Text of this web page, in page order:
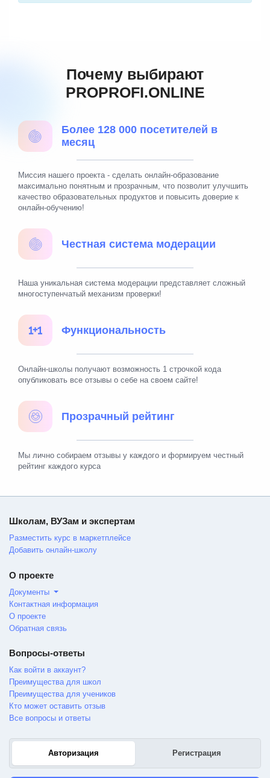
Почему выбирают
PROPROFI.ONLINE
Более 128 000 посетителей в
месяц
Миссия нашего проекта - сделать онлайн-образование
максимально понятным и прозрачным, что позволит улучшить
качество образовательных продуктов и повысить доверие к
онлайн-обучению!
Честная система модерации
Наша уникальная система модерации представляет сложный
многоступенчатый механизм проверки!
Функциональность
Онлайн-школы получают возможность 1 строчкой кода
опубликовать все отзывы о себе на своем сайте!
Прозрачный рейтинг
Мы лично собираем отзывы у каждого и формируем честный
рейтинг каждого курса
Школам, ВУЗам и экспертам
Разместить курс в маркетплейсе
Добавить онлайн-школу
О проекте
Документы
Контактная информация
О проекте
Обратная связь
Вопросы-ответы
Как войти в аккаунт?
Преимущества для школ
Преимущества для учеников
Кто может оставить отзыв
Все вопросы и ответы
Авторизация Регистрация